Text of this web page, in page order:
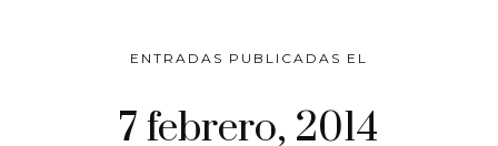
ENTRADAS PUBLICADAS EL
7 febrero, 2014